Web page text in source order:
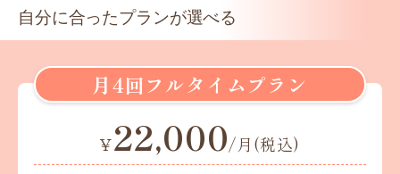
自分に合ったプランが選べる
月4回フルタイムプラン
¥22,000/月(税込)